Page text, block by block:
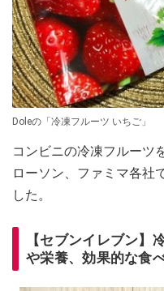
Doleの「冷凍フルーツ いちご」
コンビニの冷凍フルーツ
ローソン、ファミマ各社
した。
【セブンイレブン】
や栄養、効果的な食